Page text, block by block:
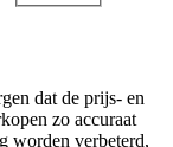
dat de prijs- en
zo accuraat
worden verbeterd,